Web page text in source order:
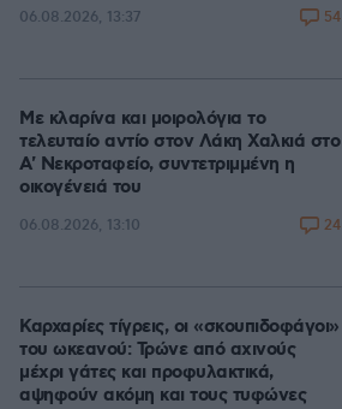
06.08.2026, 13:37 54
Με κλαρίνα και μοιρολόγια το
τελευταίο αντίο στον Λάκη Χαλκιά στο
A' Νεκροταφείο, συντετριμμένη η
οικογένειά του
06.08.2026, 13:10 24
Καρχαρίες τίγρεις, οι «σκουπιδοφάγοι»
του ωκεανού: Τρώνε από αχινούς
μέχρι γάτες και προφυλακτικά,
αψηφούν ακόμη και τους τυφώνες